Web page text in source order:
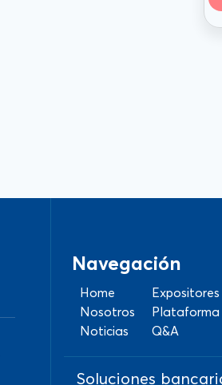
Navegación
Home
Nosotros
Noticias
Expositores
Plataforma
Q&A
Soluciones